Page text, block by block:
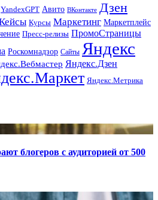
YandexGPT Авито ВКонтакте Дзен
Курсы Маркетинг Маркетплейс
Пресс-релизы ПромоСтраницы
Роскомнадзор Сайты Яндекс
Яндекс.Дзен
Яндекс.Метрика
блогеров с аудиторией от 500